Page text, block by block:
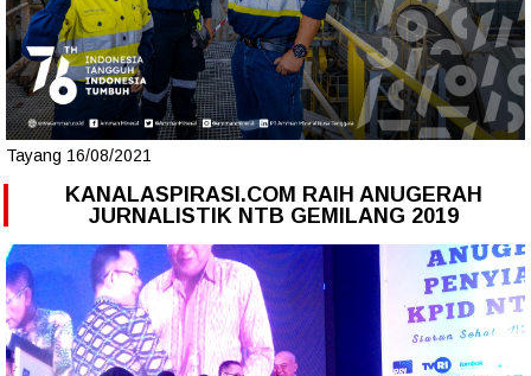
Tayang 16/08/2021
KANALASPIRASI.COM RAIH ANUGERAH
JURNALISTIK NTB GEMILANG 2019